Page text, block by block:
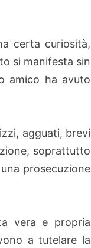
certa curiosità,
si manifesta sin
amico ha avuto
agguati, brevi
soprattutto
prosecuzione
vera e propria
a tutelare la